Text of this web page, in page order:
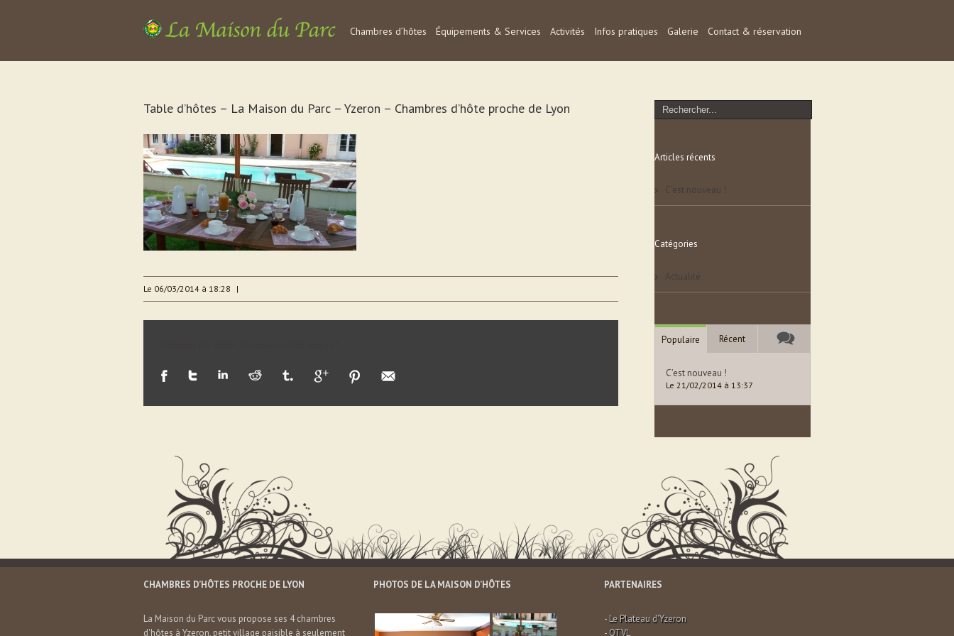
Chambres d’hôtes Équipements & Services Activités Infos pratiques Galerie Contact & réservation
Table d’hôtes – La Maison du Parc – Yzeron – Chambres d’hôte proche de Lyon
Le 06/03/2014 à 18:28 |
Articles récents
C’est nouveau !
Catégories
Actualité
Populaire Récent
C’est nouveau !
Le 21/02/2014 à 13:37
CHAMBRES D’HÔTES PROCHE DE LYON
La Maison du Parc vous propose ses 4 chambres
d'hôtes à Yzeron, petit village paisible à seulement
PHOTOS DE LA MAISON D’HÔTES PARTENAIRES
- Le Plateau d'Yzeron
- OTVL